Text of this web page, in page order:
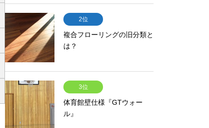
2位
複合フローリングの旧分類と
は？
3位
体育館壁仕様『GTウォー
ル』